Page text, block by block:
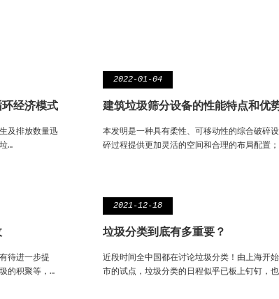
经济模式
及排放数量迅
…
2022-01-04
建筑垃圾筛分设备的性能特点和优
本发明是一种具有柔性、可移动性的综合破碎
碎过程提供更加灵活的空间和合理的布局配置
待进一步提
的积聚等，…
2021-12-18
垃圾分类到底有多重要？
近段时间全中国都在讨论垃圾分类！由上海开
市的试点，垃圾分类的日程似乎已板上钉钉，